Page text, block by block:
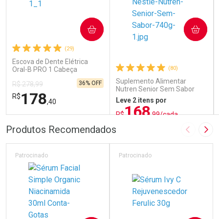
(29)
Escova de Dente Elétrica
Oral-B PRO 1 Cabeça
Redonda Recarregável 1
Unidade
R$ 278,99
R$178,40
36% OFF
COMPRAR
FECHAR
FECHAR
Por Menos
(80)
Suplemento Alimentar
Nutren Senior Sem Sabor
740g
Leve 2 itens por
R$168,99/cada
COMPRAR
Por Menos
Produtos Recomendados Imagem
Patrocinado Patrocinado